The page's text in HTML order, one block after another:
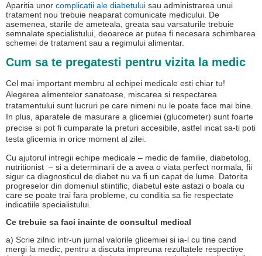
Aparitia unor complicatii ale diabetului sau administrarea unui
tratament nou trebuie neaparat comunicate medicului. De
asemenea, starile de ameteala, greata sau varsaturile trebuie
semnalate specialistului, deoarece ar putea fi necesara schimbarea
schemei de tratament sau a regimului alimentar.
Cum sa te pregatesti pentru vizita la medic
Cel mai important membru al echipei medicale esti chiar tu!
Alegerea alimentelor sanatoase, miscarea si respectarea
tratamentului sunt lucruri pe care nimeni nu le poate face mai bine.
In plus, aparatele de masurare a glicemiei (glucometer) sunt foarte
precise si pot fi cumparate la preturi accesibile, astfel incat sa-ti poti
testa glicemia in orice moment al zilei.
Cu ajutorul intregii echipe medicale – medic de familie, diabetolog,
nutritionist – si a determinarii de a avea o viata perfect normala, fii
sigur ca diagnosticul de diabet nu va fi un capat de lume. Datorita
progreselor din domeniul stiintific, diabetul este astazi o boala cu
care se poate trai fara probleme, cu conditia sa fie respectate
indicatiile specialistului.
Ce trebuie sa faci inainte de consultul medical
a) Scrie zilnic intr-un jurnal valorile glicemiei si ia-l cu tine cand
mergi la medic, pentru a discuta impreuna rezultatele respective